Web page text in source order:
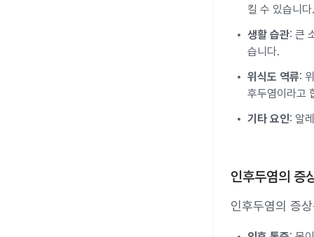
킬 수 있습니다.
생활 습관: 큰
습니다.
위식도 역류:
후두염이라고
기타 요인: 알
인후두염의 증
인후두염의 증